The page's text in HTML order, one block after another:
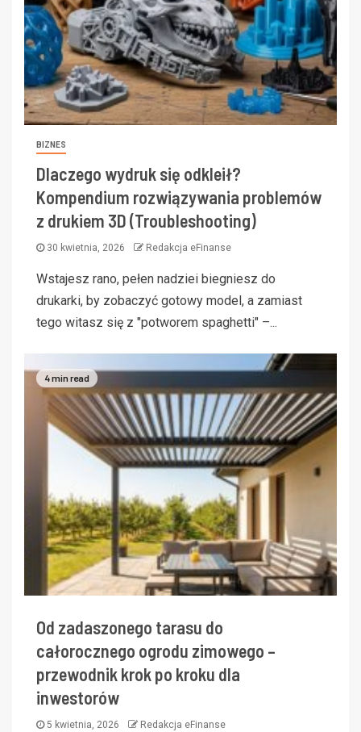
BIZNES
Dlaczego wydruk się odkleił?
Kompendium rozwiązywania problemów
z drukiem 3D (Troubleshooting)
30 kwietnia, 2026 Redakcja eFinanse
Wstajesz rano, pełen nadziei biegniesz do
drukarki, by zobaczyć gotowy model, a zamiast
tego witasz się z "potworem spaghetti" –...
4 min read
Od zadaszonego tarasu do
całorocznego ogrodu zimowego –
przewodnik krok po kroku dla
inwestorów
5 kwietnia, 2026 Redakcja eFinanse